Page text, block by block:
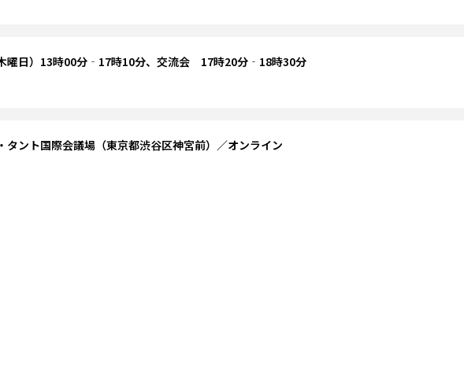
曜日）13時00分‐17時10分、交流会　17時20分‐18時30分
タント国際会議場（東京都渋谷区神宮前）／オンライン